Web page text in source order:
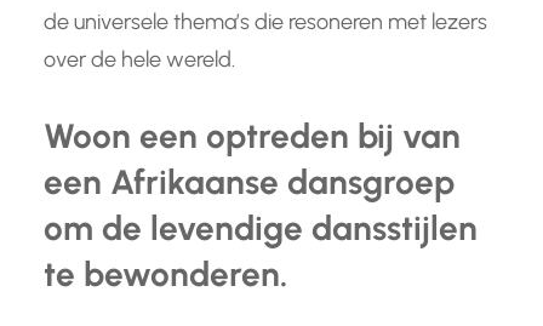
de universele thema’s die resoneren met lezers
over de hele wereld.
Woon een optreden bij van
een Afrikaanse dansgroep
om de levendige dansstijlen
te bewonderen.